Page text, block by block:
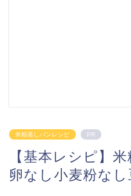
米粉蒸しパンレシピ PR
【基本レシピ】
卵なし小麦粉な